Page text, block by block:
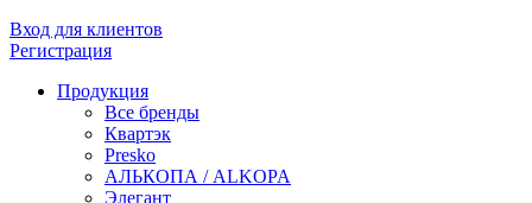
Вход для клиентов
Регистрация
Продукция
Все бренды
Квартэк
Presko
АЛЬКОПА / ALKOPA
Элегант